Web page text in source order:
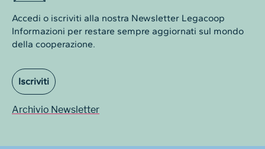
Accedi o iscriviti alla nostra Newsletter Legacoop
Informazioni per restare sempre aggiornati sul mondo
della cooperazione.
Iscriviti
Archivio Newsletter